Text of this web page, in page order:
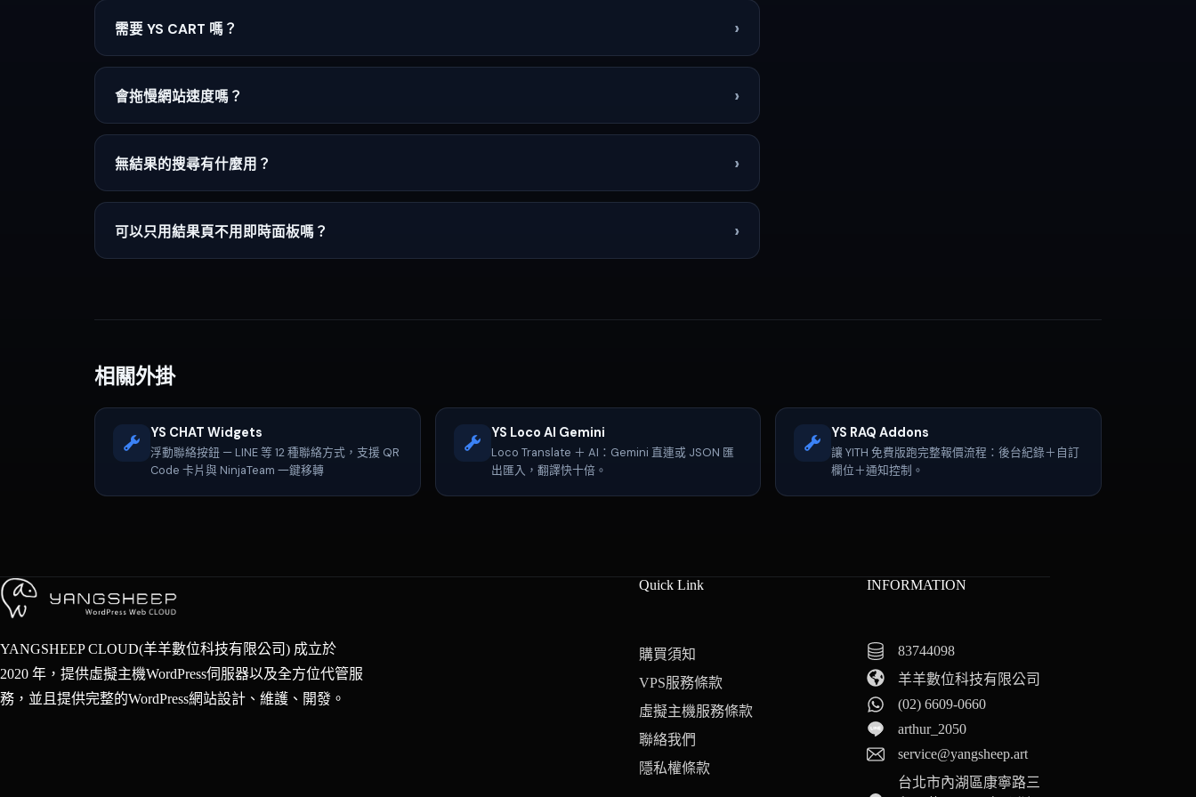
需要 YS CART 嗎？ ›
會拖慢網站速度嗎？ ›
無結果的搜尋有什麼用？ ›
可以只用結果頁不用即時面板嗎？ ›
相關外掛
YS CHAT Widgets
浮動聯絡按鈕 — LINE 等 12 種聯絡方式，支援 QR
Code 卡片與 NinjaTeam 一鍵移轉
YS Loco AI Gemini
Loco Translate ＋ AI：Gemini 直連或 JSON 匯
出匯入，翻譯快十倍。
YS RAQ Addons
讓 YITH 免費版跑完整報價流程：後台紀錄＋自訂
欄位＋通知控制。
YANGSHEEP CLOUD(羊羊數位科技有限公司) 成立於
2020 年，提供虛擬主機WordPress伺服器以及全方位代管服
務，並且提供完整的WordPress網站設計、維護、開發。
Quick Link
購買須知
VPS服務條款
虛擬主機服務條款
聯絡我們
隱私權條款
INFORMATION
83744098
羊羊數位科技有限公司
(02) 6609-0660
arthur_2050
service@yangsheep.art
台北市內湖區康寧路三